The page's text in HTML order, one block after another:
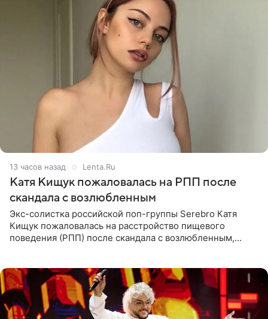
13 часов назад Lenta.Ru
Катя Кищук пожаловалась на РПП после
скандала с возлюбленным
Экс-солистка российской поп-группы Serebro Катя
Кищук пожаловалась на расстройство пищевого
поведения (РПП) после скандала с возлюбленным,